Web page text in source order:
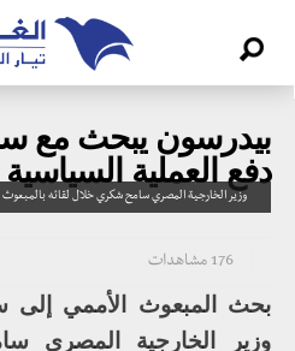
بيدرسون يبحث مع
دفع العملية
وزير الخارجية المصري سامح شكري خلال لقائه بالمبعوث الأممي غير
176 مشاهدات
بحث المبعوث الأممي إلى
وزير الخارجية المصري